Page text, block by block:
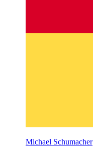
Michael Schumacher